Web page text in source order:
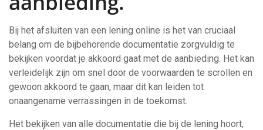
Bij het afsluiten van een lening online is het van cruciaal
belang om de bijbehorende documentatie zorgvuldig te
bekijken voordat je akkoord gaat met de aanbieding. Het kan
verleidelijk zijn om snel door de voorwaarden te scrollen en
gewoon akkoord te gaan, maar dit kan leiden tot
onaangename verrassingen in de toekomst.
Het bekijken van alle documentatie die bij de lening hoort,